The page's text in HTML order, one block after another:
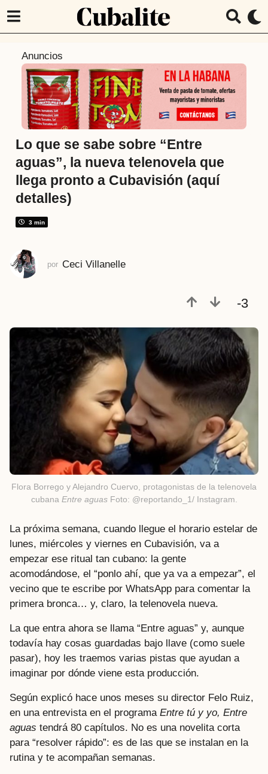
m
r
s
1
m
e
s
t
r
Anuncios
Lo que se sabe sobre “Entre
aguas”, la nueva telenovela que
llega pronto a Cubavisión (aquí
detalles)
3 min
por Ceci Villanelle
-3
Flora Borrego y Alejandro Cuervo, protagonistas de la telenovela
cubana Entre aguasFoto: @reportando_1/ Instagram.
La próxima semana, cuando llegue el horario estelar de
lunes, miércoles y viernes en Cubavisión, va a
empezar ese ritual tan cubano: la gente
acomodándose, el “ponlo ahí, que ya va a empezar”, el
vecino que te escribe por WhatsApp para comentar la
primera bronca… y, claro, la telenovela nueva.
La que entra ahora se llama “Entre aguas” y, aunque
todavía hay cosas guardadas bajo llave (como suele
pasar), hoy les traemos varias pistas que ayudan a
imaginar por dónde viene esta producción.
Según explicó hace unos meses su director Felo Ruiz,
en una entrevista en el programa Entre tú y yo, Entre
aguas tendrá 80 capítulos. No es una novelita corta
para “resolver rápido”: es de las que se instalan en la
rutina y te acompañan semanas.